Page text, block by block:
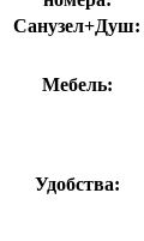
Санузел+Душ:
Мебель:
Удобства: